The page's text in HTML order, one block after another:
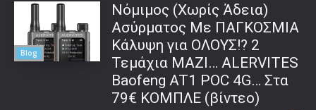
Blog
Νόμιμος (Χωρίς Άδεια)
Ασύρματος Με ΠΑΓΚΟΣΜΙΑ
Κάλυψη για ΟΛΟΥΣ!? 2
Τεμάχια ΜΑΖΙ… ALERVITES
Baofeng AT1 POC 4G… Στα
79€ ΚΟΜΠΛΕ (βίντεο)